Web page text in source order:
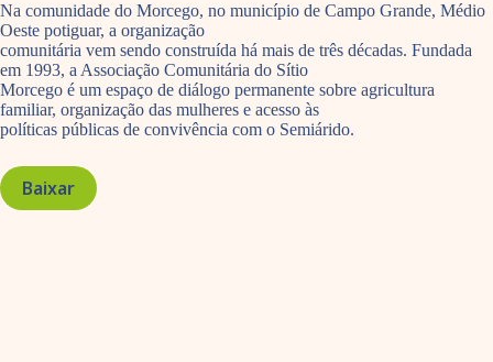
Na comunidade do Morcego, no município de Campo Grande, Médio
Oeste potiguar, a organização
comunitária vem sendo construída há mais de três décadas. Fundada
em 1993, a Associação Comunitária do Sítio
Morcego é um espaço de diálogo permanente sobre agricultura
familiar, organização das mulheres e acesso às
políticas públicas de convivência com o Semiárido.
Baixar